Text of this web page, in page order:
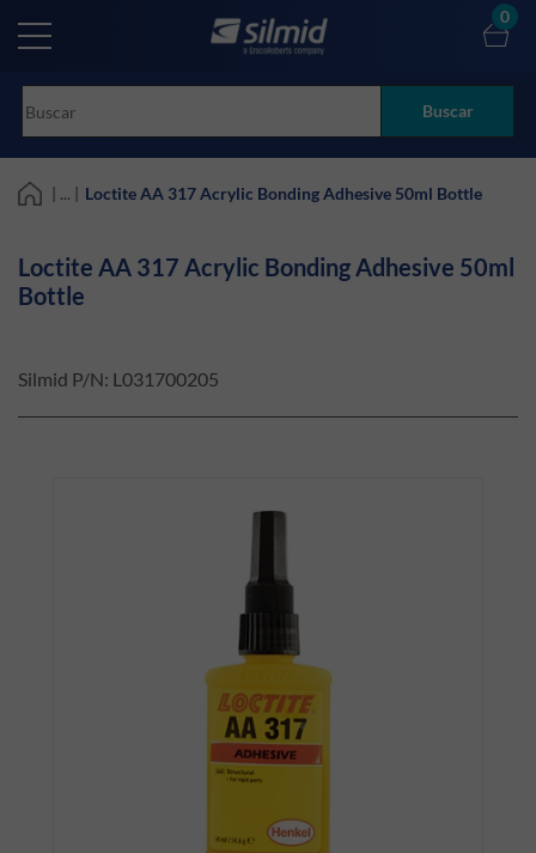
main
Buscar
0
| ... | Loctite AA 317 Acrylic Bonding Adhesive 50ml Bottle
Loctite AA 317 Acrylic Bonding Adhesive 50ml
Bottle
Silmid P/N: L031700205